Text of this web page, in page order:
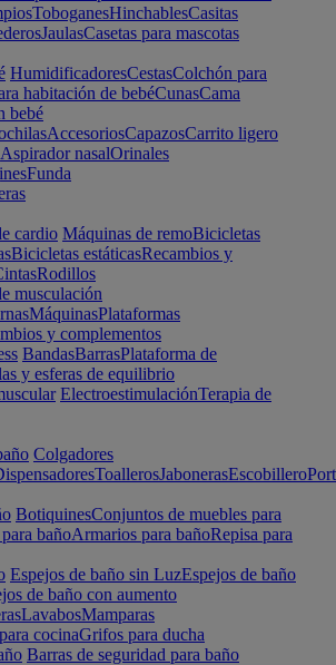
ToboganesHinchablesCasitas
JaulasCasetas para mascotas
HumidificadoresCestasColchón para
habitación de bebéCunasCama
bebé
AccesoriosCapazosCarrito ligero
Aspirador nasalOrinales
Funda
cardio Máquinas de remoBicicletas
Bicicletas estáticasRecambios y
Rodillos
musculación
MáquinasPlataformas
y complementos
BandasBarrasPlataforma de
y esferas de equilibrio
ElectroestimulaciónTerapia de
Colgadores
ToallerosJabonerasEscobillero
BotiquinesConjuntos de muebles para
bañoArmarios para bañoRepisa para
Espejos de baño sin LuzEspejos de baño
de baño con aumento
LavabosMamparas
cocinaGrifos para ducha
Barras de seguridad para baño